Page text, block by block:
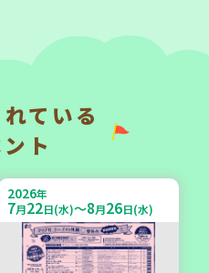
親子で楽しむ
2026 年
16
ている
ト
2026年
7月22日(水)～8月26日(水)